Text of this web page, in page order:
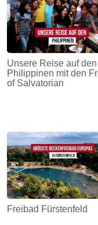
Unsere Reise auf den
Philippinen mit den
of Salvatorian
Freibad Fürstenfeld